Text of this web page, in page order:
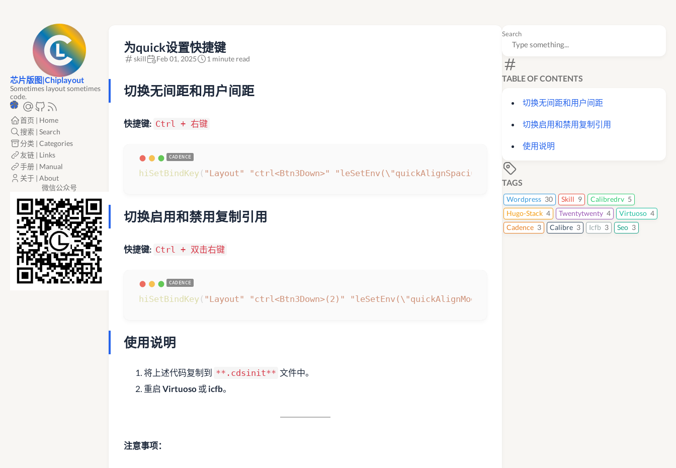
芯片版图|Chiplayout
Sometimes layout sometimes
code.
首页 | Home
搜索 | Search
分类 | Categories
友链 | Links
手册 | Manual
关于 | About
微信公众号
Search
TABLE OF CONTENTS
切换无间距和用户间距
切换启用和禁用复制引用
使用说明
TAGS
Wordpress 30 Skill 9 Calibredrv 5
Hugo-Stack 4 Twentytwenty 4 Virtuoso 4
Cadence 3 Calibre 3 Icfb 3 Seo 3
为quick设置快捷键
skill Feb 01, 2025 1 minute read
切换无间距和用户间距
快捷键: Ctrl + 右键
hiSetBindKey( "Layout" "ctrl<Btn3Down>" "leSetEnv(\"quickAlignSpacingType\"
切换启用和禁用复制引用
快捷键: Ctrl + 双击右键
hiSetBindKey( "Layout" "ctrl<Btn3Down>(2)" "leSetEnv(\"quickAlignMode\"
使用说明
将上述代码复制到 **.cdsinit** 文件中。
重启 Virtuoso或icfb。
注意事项：